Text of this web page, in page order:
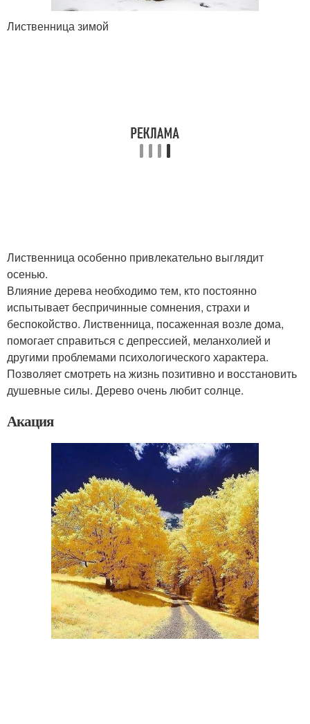
Лиственница зимой
Лиственница особенно привлекательно выглядит
осенью.
Влияние дерева необходимо тем, кто постоянно
испытывает беспричинные сомнения, страхи и
беспокойство. Лиственница, посаженная возле дома,
помогает справиться с депрессией, меланхолией и
другими проблемами психологического характера.
Позволяет смотреть на жизнь позитивно и восстановить
душевные силы. Дерево очень любит солнце.
Акация